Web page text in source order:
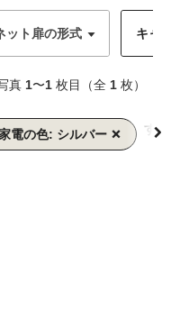
ット扉の形式 キャビ
真 1〜1 枚目（全 1 枚）
電の色: シルバー すべて